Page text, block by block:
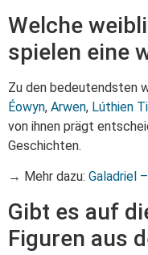
Welche
spielen eine
Zu den bedeutendsten
Éowyn, Arwen, Lúthien
von ihnen prägt
Geschichten.
→ Mehr dazu: Galadriel
Gibt es auf
Figuren aus